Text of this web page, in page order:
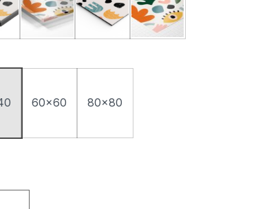
Sur Châssis
Cadre Flottant
Tableau PlexiglasTableau AluminiumPoster sur Papier
60x60 80x80